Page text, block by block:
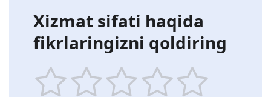
Xizmat sifati haqida
fikrlaringizni qoldiring